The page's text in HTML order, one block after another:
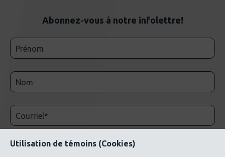
Abonnez-vous à notre infolettre!
Utilisation de témoins (Cookies)